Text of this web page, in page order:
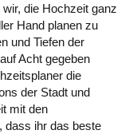
die Hochzeit ganz
Hand planen zu
und Tiefen der
Acht gegeben
die
der Stadt und
mit den
dass ihr das beste